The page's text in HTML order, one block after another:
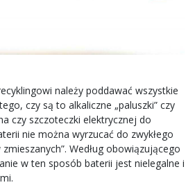
należy poddawać wszystkie
czy są to alkaliczne „paluszki” czy
czy szczoteczki elektrycznej do
nie można wyrzucać do zwykłego
Według obowiązującego
w ten sposób baterii jest nielegalne i